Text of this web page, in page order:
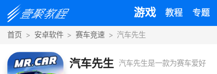
游戏 教程 专题
首页 安卓软件 赛车竞速 汽车先生
汽车先生 汽车先生是一款为赛车爱好